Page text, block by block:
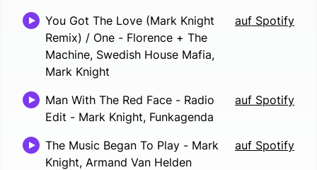
You Got The Love (Mark Knight
Remix) / One - Florence + The
Machine, Swedish House Mafia,
Mark Knight
auf Spotify
Man With The Red Face - Radio
Edit - Mark Knight, Funkagenda
auf Spotify
The Music Began To Play - Mark
Knight, Armand Van Helden
auf Spotify